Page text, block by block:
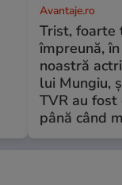
Avantaje.ro
Trist, foarte
împreună,
noastră
lui Mungiu,
TVR au
până când